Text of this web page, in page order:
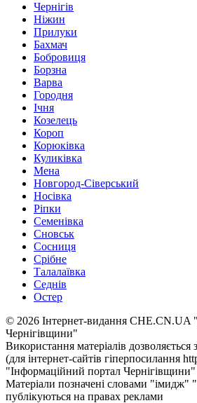
Чернігів
Ніжин
Прилуки
Бахмач
Бобровиця
Борзна
Варва
Городня
Ічня
Козелець
Короп
Корюківка
Куликівка
Мена
Новгород-Сіверський
Носівка
Ріпки
Семенівка
Сновськ
Сосниця
Срібне
Талалаївка
Седнів
Остер
© 2026 Інтернет-видання CHE.CN.UA
Чернiгiвщини"
Використання матеріалів дозволяється
(для інтернет-сайтів гіперпосилання
"Інформаційний портал Чернiгiвщини"
Матеріали позначені словами "імидж"
публікуються на правах реклами